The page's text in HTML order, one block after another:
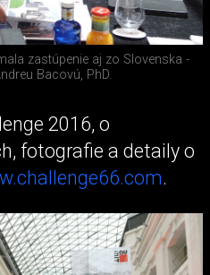
zastúpenie aj zo Slovenska -
Bacovú, PhD.
2016, o
fotografie a detaily o
.